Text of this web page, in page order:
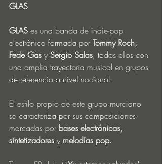
GLAS
GLAS es una banda de indie-pop
electrónico formada por Tommy Roch,
Fede Gas y Sergio Salas, todos ellos con
una amplia trayectoria musical en grupos
de referencia a nivel nacional.
El estilo propio de este grupo murciano
se caracteriza por sus composiciones
marcadas por bases electrónicas,
sintetizadores y melodías pop.